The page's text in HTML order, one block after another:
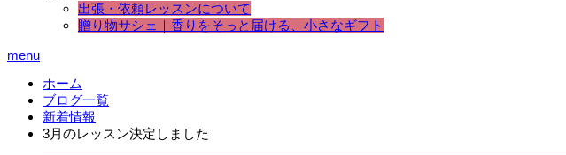
出張・依頼レッスンについて
贈り物サシェ｜香りをそっと届ける、小さなギフト
menu
ホーム
ブログ一覧
新着情報
3月のレッスン決定しました